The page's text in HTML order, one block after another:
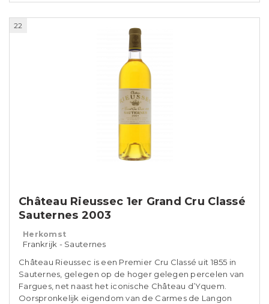
22
Château Rieussec 1er Grand Cru Classé
Sauternes 2003
Herkomst
Frankrijk - Sauternes
Château Rieussec is een Premier Cru Classé uit 1855 in
Sauternes, gelegen op de hoger gelegen percelen van
Fargues, net naast het iconische Château d’Yquem.
Oorspronkelijk eigendom van de Carmes de Langon